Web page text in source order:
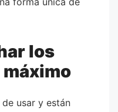
los
usar y están